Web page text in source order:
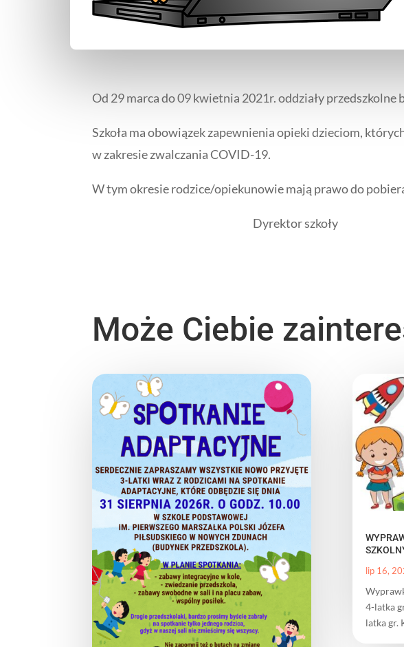
Od 29 marca do 09 kwietnia 2021r. oddziały
Szkoła ma obowiązek zapewnienia opieki dzieciom,
w zakresie zwalczania COVID-19.
W tym okresie rodzice/opiekunowie mają prawo do
Dyrektor szkoły
Może Ciebie
lip 16,
4-latka
latka gr.